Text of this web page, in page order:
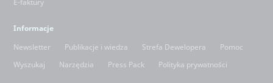
Newsletter
Wyszukaj
Narzędzia Press Pack Polityka prywatności